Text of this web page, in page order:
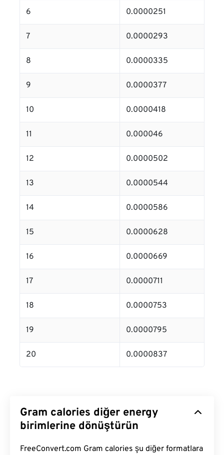
6 0.0000251
7 0.0000293
8 0.0000335
9 0.0000377
10 0.0000418
11 0.000046
12 0.0000502
13 0.0000544
14 0.0000586
15 0.0000628
16 0.0000669
17 0.0000711
18 0.0000753
19 0.0000795
20 0.0000837
Gram calories diğer energy
birimlerine dönüştürün
FreeConvert.com Gram calories şu diğer formatlara